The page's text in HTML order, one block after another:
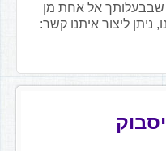
שבבעלותך אל אחת מן
ניתן ליצור איתנו קשר: